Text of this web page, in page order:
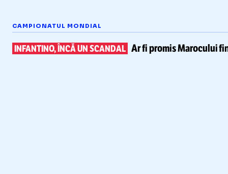
CAMPIONATUL MONDIAL
INFANTINO, ÎNCĂ UN SCANDAL Ar fi promis Marocului